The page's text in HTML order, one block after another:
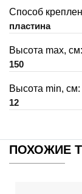
Способ
пластина
Высота max, см:
150
Высота min, см:
12
ПОХОЖИЕ